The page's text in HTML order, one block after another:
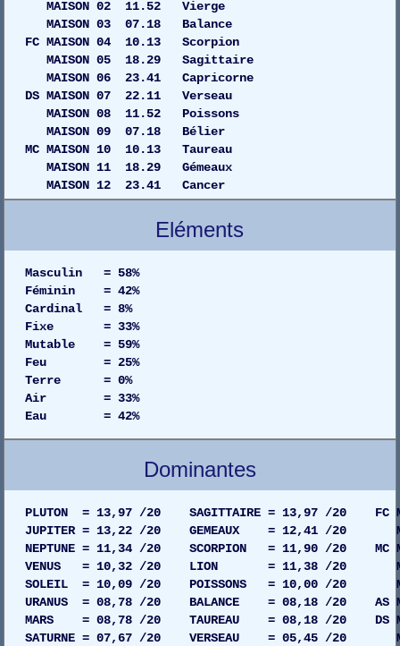
MAISON 02 11.52 Vierge
MAISON 03 07.18 Balance
FC MAISON 04 10.13 Scorpion
MAISON 05 18.29 Sagittaire
MAISON 06 23.41 Capricorne
DS MAISON 07 22.11 Verseau
MAISON 08 11.52 Poissons
MAISON 09 07.18 Bélier
MC MAISON 10 10.13 Taureau
MAISON 11 18.29 Gémeaux
MAISON 12 23.41 Cancer
Eléments
Masculin = 58%
Féminin = 42%
Cardinal = 8%
Fixe = 33%
Mutable = 59%
Feu = 25%
Terre = 0%
Air = 33%
Eau = 42%
Dominantes
PLUTON = 13,97 /20 SAGITTAIRE = 13,97 /20 FC
JUPITER = 13,22 /20 GEMEAUX = 12,41 /20
NEPTUNE = 11,34 /20 SCORPION = 11,90 /20 MC
VENUS = 10,32 /20 LION = 11,38 /20
SOLEIL = 10,09 /20 POISSONS = 10,00 /20
URANUS = 08,78 /20 BALANCE = 08,18 /20 AS
MARS = 08,78 /20 TAUREAU = 08,18 /20 DS
SATURNE = 07,67 /20 VERSEAU = 05,45 /20